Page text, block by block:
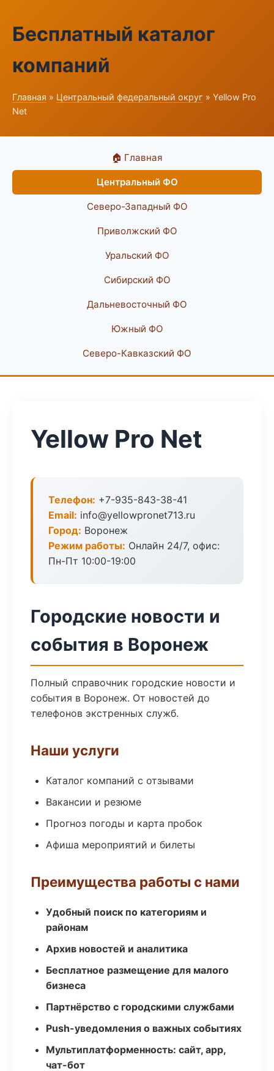
Бесплатный каталог
компаний
Главная » Центральный федеральный округ » Yellow Pro
Net
🏠 Главная
Центральный ФО
Северо-Западный ФО
Приволжский ФО
Уральский ФО
Сибирский ФО
Дальневосточный ФО
Южный ФО
Северо-Кавказский ФО
Yellow Pro Net
Телефон: +7-935-843-38-41
Email: info@yellowpronet713.ru
Город: Воронеж
Режим работы: Онлайн 24/7, офис:
Пн-Пт 10:00-19:00
Городские новости и
события в Воронеж
Полный справочник городские новости и
события в Воронеж. От новостей до
телефонов экстренных служб.
Наши услуги
Каталог компаний с отзывами
Вакансии и резюме
Прогноз погоды и карта пробок
Афиша мероприятий и билеты
Преимущества работы с нами
Удобный поиск по категориям и
районам
Архив новостей и аналитика
Бесплатное размещение для малого
бизнеса
Партнёрство с городскими службами
Push-уведомления о важных событиях
Мультиплатформенность: сайт, app,
чат-бот